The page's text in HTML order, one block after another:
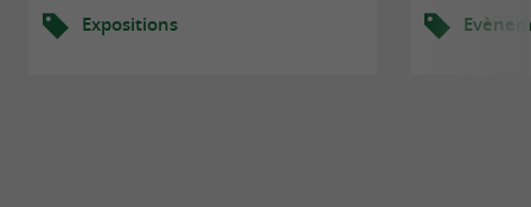
Expositions